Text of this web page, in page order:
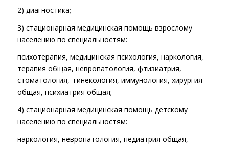
2) диагностика;
3) стационарная медицинская помощь взрослому
населению по специальностям:
психотерапия, медицинская психология, наркология,
терапия общая, невропатология, фтизиатрия,
стоматология, гинекология, иммунология, хирургия
общая, психиатрия общая;
4) стационарная медицинская помощь детскому
населению по специальностям:
наркология, невропатология, педиатрия общая,